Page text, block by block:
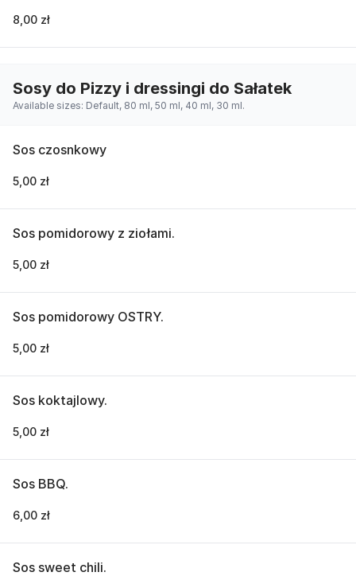
8,00 zł
Sosy do Pizzy i dressingi do Sałatek
Available sizes: Default, 80 ml, 50 ml, 40 ml, 30 ml.
Sos czosnkowy
5,00 zł
Sos pomidorowy z ziołami.
5,00 zł
Sos pomidorowy OSTRY.
5,00 zł
Sos koktajlowy.
5,00 zł
Sos BBQ.
6,00 zł
Sos sweet chili.